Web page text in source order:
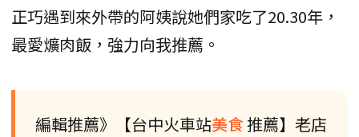
正巧遇到來外帶的阿姨說她們家吃了20.30年，
最愛爌肉飯，強力向我推薦。
編輯推薦》【台中火車站美食推薦】老店